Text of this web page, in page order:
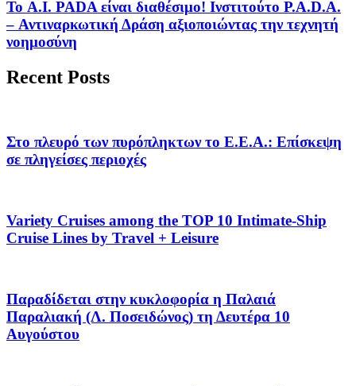
Το A.I. PADA είναι διαθέσιμο! Ινστιτούτο P.A.D.A.
– Αντιναρκωτική Δράση αξιοποιώντας την τεχνητή
νοημοσύνη
Recent Posts
Στο πλευρό των πυρόπληκτων το Ε.Ε.Α.: Επίσκεψη
σε πληγείσες περιοχές
Variety Cruises among the TOP 10 Intimate-Ship
Cruise Lines by Travel + Leisure
Παραδίδεται στην κυκλοφορία η Παλαιά
Παραλιακή (Λ. Ποσειδώνος) τη Δευτέρα 10
Αυγούστου